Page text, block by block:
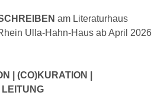
am Literaturhaus
Ulla-Hahn-Haus ab April 2026
| (CO)KURATION |